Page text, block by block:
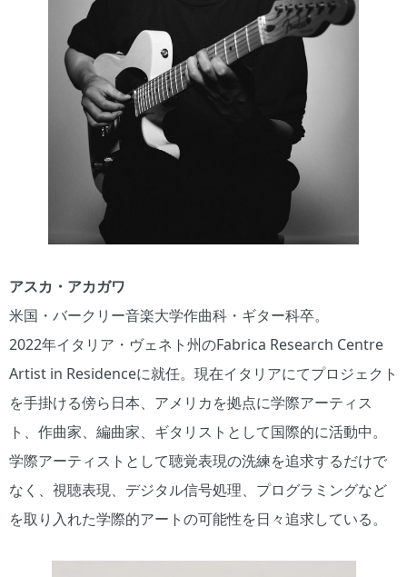
アスカ・アカガワ
米国・バークリー音楽大学作曲科・ギター科卒。
2022年イタリア・ヴェネト州のFabrica Research Centre
Artist in Residenceに就任。現在イタリアにてプロジェクト
を手掛ける傍ら日本、アメリカを拠点に学際アーティス
ト、作曲家、編曲家、ギタリストとして国際的に活動中。
学際アーティストとして聴覚表現の洗練を追求するだけで
なく、視聴表現、デジタル信号処理、プログラミングなど
を取り入れた学際的アートの可能性を日々追求している。